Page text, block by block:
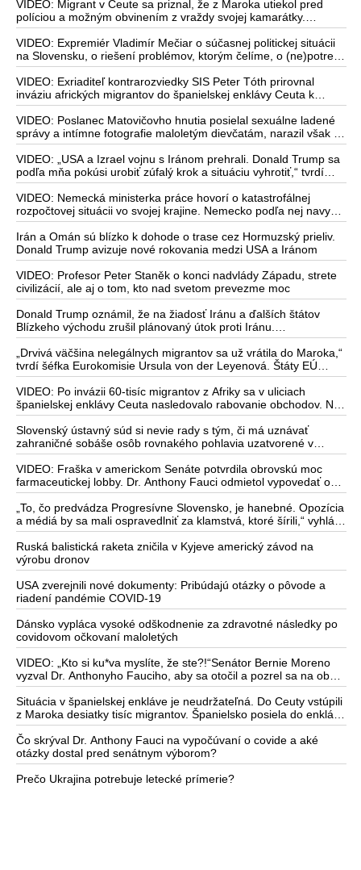
VIDEO: Migrant v Ceute sa priznal, že z Maroka utiekol pred
políciou a možným obvinením z vraždy svojej kamarátky.
Pracovníčka migračného centra v Ceute medzitým potvrdila, že
väčšina utečencov v meste pochádza zo subsaharskej Afriky, ale
taktiež z Bangladéša a Jemenu
VIDEO: Expremiér Vladimír Mečiar o súčasnej politickej situácii
na Slovensku, o riešení problémov, ktorým čelíme, o (ne)potrebe
zmeny volebného systému, ale aj o meniacom sa svetovom
poriadku a postavení našej vlasti v ňom
VIDEO: Exriaditeľ kontrarozviedky SIS Peter Tóth prirovnal
inváziu afrických migrantov do španielskej enklávy Ceuta k
mongolskému vpádu do strednej Európy, ku ktorému došlo v 13.
storočí
VIDEO: Poslanec Matovičovho hnutia posielal sexuálne ladené
správy a intímne fotografie maloletým dievčatám, narazil však na
lovca pedofilov
VIDEO: „USA a Izrael vojnu s Iránom prehrali. Donald Trump sa
podľa mňa pokúsi urobiť zúfalý krok a situáciu vyhrotiť,“ tvrdí
americký armádny plukovník vo výslužbe Douglas Macgregor
VIDEO: Nemecká ministerka práce hovorí o katastrofálnej
rozpočtovej situácii vo svojej krajine. Nemecko podľa nej navyše
stratilo vedúce postavenie v mnohých technologických
oblastiach
Irán a Omán sú blízko k dohode o trase cez Hormuzský prieliv.
Donald Trump avizuje nové rokovania medzi USA a Iránom
VIDEO: Profesor Peter Staněk o konci nadvlády Západu, strete
civilizácií, ale aj o tom, kto nad svetom prevezme moc
Donald Trump oznámil, že na žiadosť Iránu a ďalších štátov
Blízkeho východu zrušil plánovaný útok proti Iránu.
Saudskoarabský princ medzitým varoval amerického prezidenta
pred ďalšou eskaláciou konfliktu
„Drvivá väčšina nelegálnych migrantov sa už vrátila do Maroka,“
tvrdí šéfka Eurokomisie Ursula von der Leyenová. Štáty EÚ
žiadajú krízové rokovania o situácii v Ceute. Organizácia
Marocké združenie pre ľudské práva vyzvala na nezávislé
vyšetrovanie príčin masového príchodu migrantov do tejto
španielskej enklávy
VIDEO: Po invázii 60-tisíc migrantov z Afriky sa v uliciach
španielskej enklávy Ceuta nasledovalo rabovanie obchodov. Na
verejnosť prenikli zábery aktivistov z mimovládky, ktorí v eufórii
natáčajú dav migrantov skákajúcich na španielsku pôdy
Slovenský ústavný súd si nevie rady s tým, či má uznávať
zahraničné sobáše osôb rovnakého pohlavia uzatvorené v
nečlenskom štáte EÚ, obrátil sa preto s otázkou na Súdny dvor
EÚ. Poľský ústavný súd medzitým odmietol uznávať zahraničné
sobáše rovnakého pohlavia
VIDEO: Fraška v americkom Senáte potvrdila obrovskú moc
farmaceutickej lobby. Dr. Anthony Fauci odmietol vypovedať o
úniku koronavírusu z laboratória v čínskom Wu-chane, o
financovaní výskumu genetickej modifikácie vírusov s cieľom
zvýšiť ich prenosnosť, ale aj o úlohe CIA. Radšej využil piaty
dodatok, ktorý opakoval neustále dokola, pričom sa odmietol čo i
len pozrieť za seba na stojace obete covidového teroru v USA
„To, čo predvádza Progresívne Slovensko, je hanebné. Opozícia
a médiá by sa mali ospravedlniť za klamstvá, ktoré šírili,“ vyhlásil
premiér Robert Fico
Ruská balistická raketa zničila v Kyjeve americký závod na
výrobu dronov
USA zverejnili nové dokumenty: Pribúdajú otázky o pôvode a
riadení pandémie COVID-19
Dánsko vypláca vysoké odškodnenie za zdravotné následky po
covidovom očkovaní maloletých
VIDEO: „Kto si ku*va myslíte, že ste?!“Senátor Bernie Moreno
vyzval Dr. Anthonyho Fauciho, aby sa otočil a pozrel sa na obete
covidového teroru, ktorý vytvoril
Situácia v španielskej enkláve je neudržateľná. Do Ceuty vstúpili
z Maroka desiatky tisíc migrantov. Španielsko posiela do enklávy
vojakov, potápačov a lode na posilnenie bezpečnosti po
masovom príchode afrických utečencov. Taliansko zvažuje
zaviesť hraničné kontroly
Čo skrýval Dr. Anthony Fauci na vypočúvaní o covide a aké
otázky dostal pred senátnym výborom?
Prečo Ukrajina potrebuje letecké prímerie?